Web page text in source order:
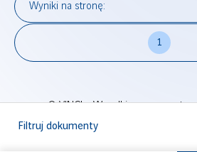
Filtruj dokumenty
Nawigacja
po
1
Wyniki na stronę:
© VINCI - Wszelkie prawa
Regulamin